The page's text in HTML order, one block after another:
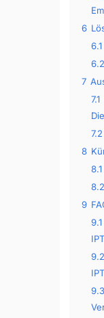
6
6.1
6.2
7
7.1
7.2
8
8.1
8.2
9
9.1
9.2
9.3